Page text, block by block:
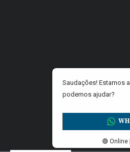
Saudações! Estamos
podemos ajudar?
🟢 Online